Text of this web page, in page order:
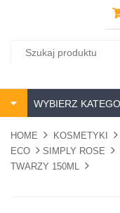
WYBIERZ
HOME KOSMETYKI
ECO
SIMPLY ROSE
TWARZY 150ML